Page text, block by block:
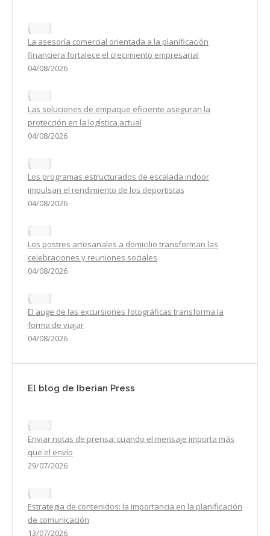
La asesoría comercial orientada a la planificación
financiera fortalece el crecimiento empresarial
04/08/2026
Las soluciones de empaque eficiente aseguran la
protección en la logística actual
04/08/2026
Los programas estructurados de escalada indoor
impulsan el rendimiento de los deportistas
04/08/2026
Los postres artesanales a domicilio transforman las
celebraciones y reuniones sociales
04/08/2026
El auge de las excursiones fotográficas transforma la
forma de viajar
04/08/2026
El blog de Iberian Press
Enviar notas de prensa: cuando el mensaje importa más
que el envío
29/07/2026
Estrategia de contenidos: la importancia en la planificación
de comunicación
13/07/2026